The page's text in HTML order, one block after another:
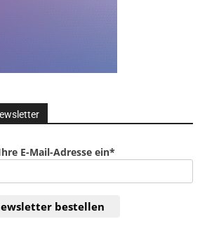
E-Mail-Adresse ein*
bestellen